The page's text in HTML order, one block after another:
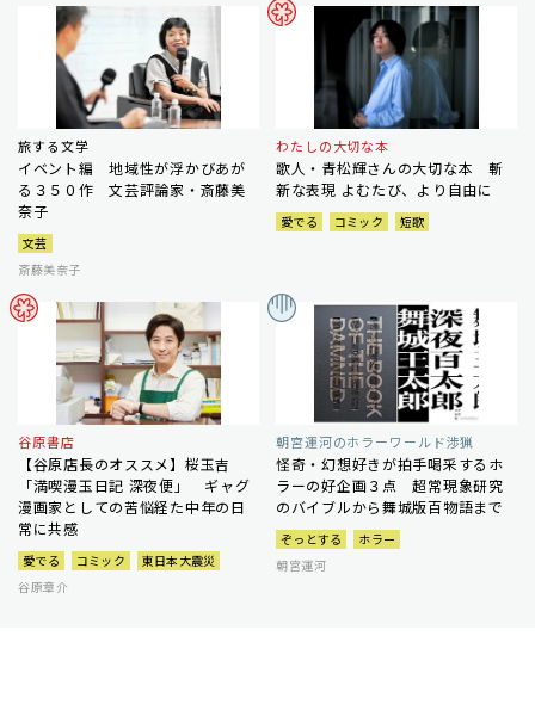
旅する文学
イベント編 地域性が浮かびあが
る３５０作 文芸評論家・斎藤美
奈子
文芸
斎藤美奈子
わたしの大切な本
歌人・青松輝さんの大切な本 斬
新な表現 よむたび、より自由に
愛でる コミック 短歌
谷原書店
【谷原店長のオススメ】桜玉吉
「満喫漫玉日記 深夜便」 ギャグ
漫画家としての苦悩経た中年の日
常に共感
愛でる コミック
東日本大震災
谷原章介
朝宮運河のホラーワールド渉猟
怪奇・幻想好きが拍手喝采するホ
ラーの好企画３点 超常現象研究
のバイブルから舞城版百物語まで
ぞっとする
ホラー
朝宮運河